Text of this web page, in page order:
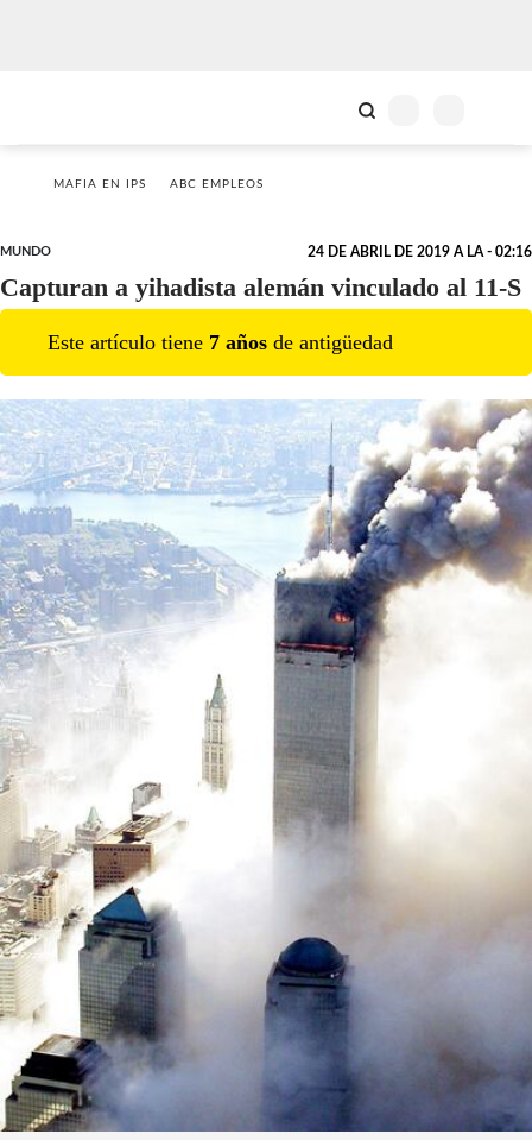
MAFIA EN IPS ABC EMPLEOS
MUNDO 24 DE ABRIL DE 2019 A LA - 02:16
Capturan a yihadista alemán vinculado al 11-S
Este artículo tiene 7 años de antigüedad